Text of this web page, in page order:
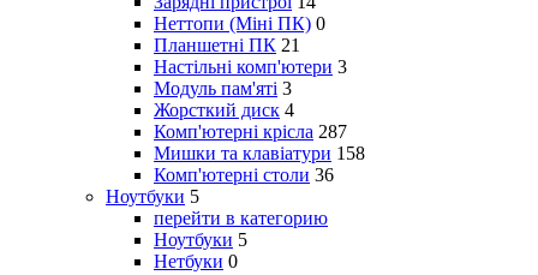
Неттопи (Міні ПК) 0
Планшетні ПК 21
Настільні комп'ютери 3
Модуль пам'яті 3
Жорсткий диск 4
Комп'ютерні крісла 287
Мишки та клавіатури 158
Комп'ютерні столи 36
Ноутбуки 5
перейти в категорию
Ноутбуки 5
Нетбуки 0